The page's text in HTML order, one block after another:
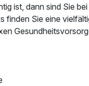
ist, dann sind Sie bei
finden Sie eine